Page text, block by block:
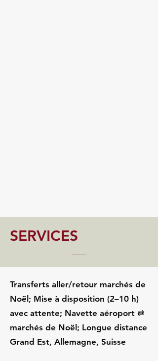
SERVICES
Transferts aller/retour marchés de
Noël; Mise à disposition (2–10 h)
avec attente; Navette aéroport ⇄
marchés de Noël; Longue distance
Grand Est, Allemagne, Suisse